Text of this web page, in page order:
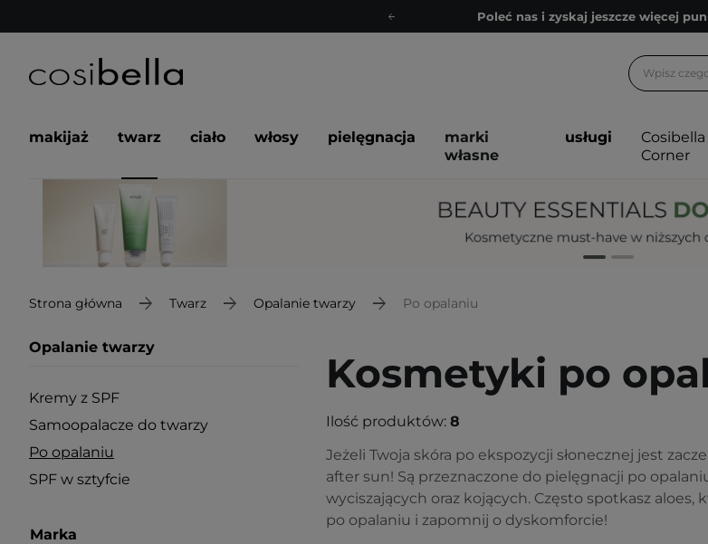
Poleć nas i zyskaj jeszcze więcej
Bezpłatne konsultacje
Poleć nas i zyskaj jeszcze więcej
makijaż twarz ciało włosy pielęgnacja
marki
własne
usługi
Cosibella
Corner
Strona główna Twarz Opalanie twarzy Po opalaniu
Opalanie twarzy
Kremy z SPF
Samoopalacze do twarzy
Po opalaniu
SPF w sztyfcie
Marka
Kosmetyki po
Ilość produktów: 8
Jeżeli Twoja skóra po ekspozycji słonecznej jest
after sun! Są przeznaczone do pielęgnacji po
wyciszających oraz kojących. Często spotkasz
po opalaniu i zapomnij o dyskomforcie!